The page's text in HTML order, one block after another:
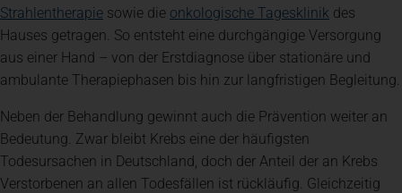
Strahlentherapie(öffnet in einem neuen Tab)
sowie die onkologische Tagesklinik (öffnet in
des
Hauses getragen. So entsteht eine durchgängige Versorgung
aus einer Hand – von der Erstdiagnose über stationäre und
ambulante Therapiephasen bis hin zur langfristigen Begleitung.
Neben der Behandlung gewinnt auch die Prävention weiter an
Bedeutung. Zwar bleibt Krebs eine der häufigsten
Todesursachen in Deutschland, doch der Anteil der an Krebs
Verstorbenen an allen Todesfällen ist rückläufig. Gleichzeitig